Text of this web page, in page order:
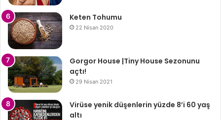
Keten Tohumu
22 Nisan 2020
Gorgor House |Tiny House Sezonunu
açtı!
29 Nisan 2021
Virüse yenik düşenlerin yüzde 8’i 60 yaş
altı